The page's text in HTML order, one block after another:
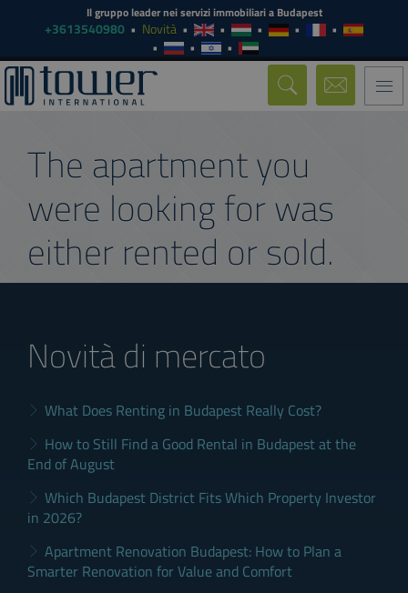
Il gruppo leader nei servizi immobiliari a Budapest
+3613540980 Novità
The apartment you
were looking for was
either rented or sold.
Novità di mercato
What Does Renting in Budapest Really Cost?
How to Still Find a Good Rental in Budapest at the
End of August
Which Budapest District Fits Which Property Investor
in 2026?
Apartment Renovation Budapest: How to Plan a
Smarter Renovation for Value and Comfort